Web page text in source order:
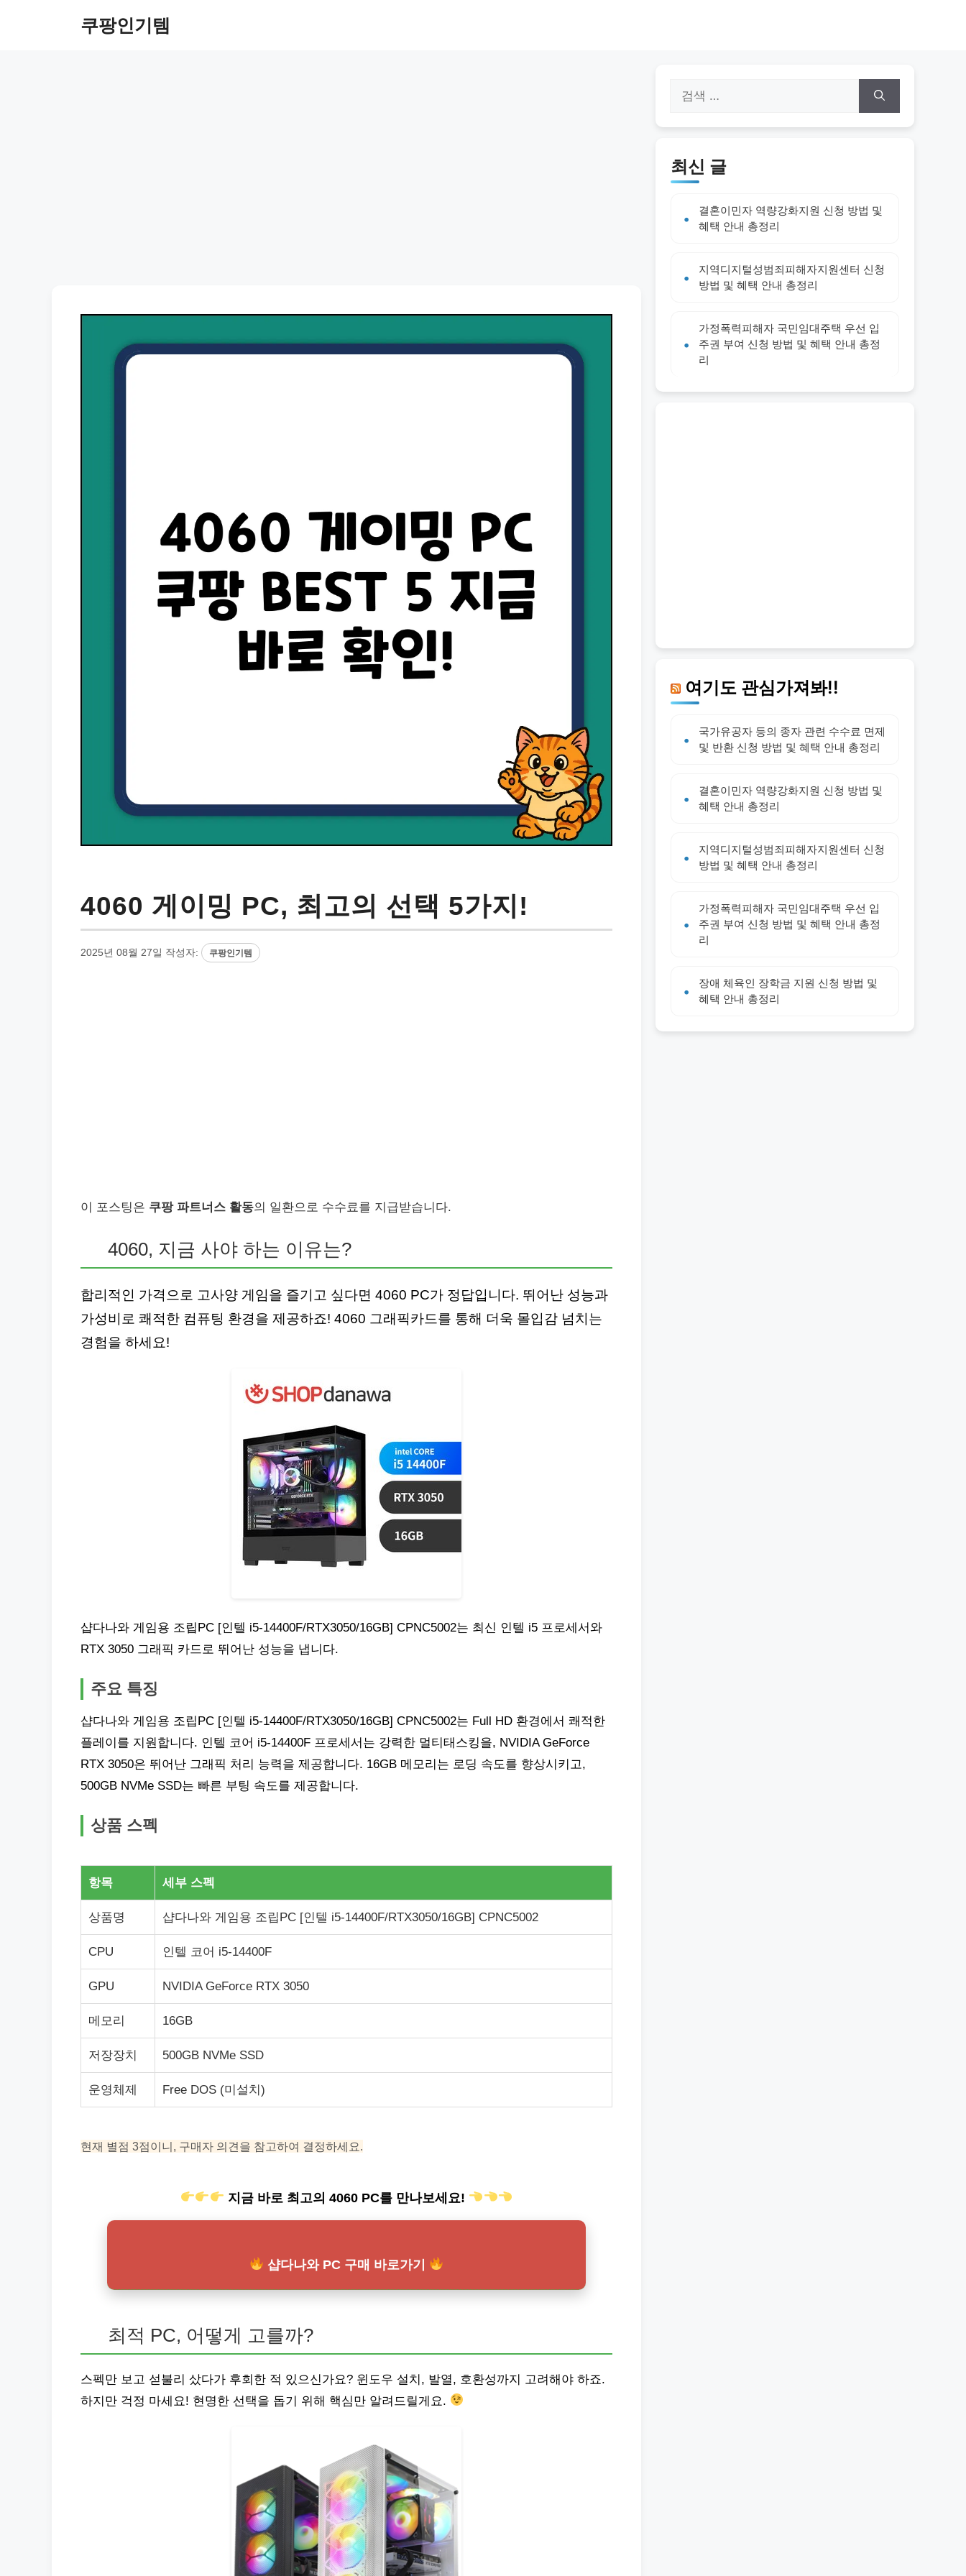
쿠팡인기템
4060 게이밍 PC, 최고의 선택 5가지!
2025년 08월 27일 작성자: 쿠팡인기템
이 포스팅은 쿠팡 파트너스 활동의 일환으로 수수료를 지급받습니다.
4060, 지금 사야 하는 이유는?
합리적인 가격으로 고사양 게임을 즐기고 싶다면 4060 PC가 정답입니다. 뛰어난 성능과
가성비로 쾌적한 컴퓨팅 환경을 제공하죠! 4060 그래픽카드를 통해 더욱 몰입감 넘치는
경험을 하세요!
샵다나와 게임용 조립PC [인텔 i5-14400F/RTX3050/16GB] CPNC5002는 최신 인텔 i5 프로세서와
RTX 3050 그래픽 카드로 뛰어난 성능을 냅니다.
주요 특징
샵다나와 게임용 조립PC [인텔 i5-14400F/RTX3050/16GB] CPNC5002는 Full HD 환경에서 쾌적한
플레이를 지원합니다. 인텔 코어 i5-14400F 프로세서는 강력한 멀티태스킹을, NVIDIA GeForce
RTX 3050은 뛰어난 그래픽 처리 능력을 제공합니다. 16GB 메모리는 로딩 속도를 향상시키고,
500GB NVMe SSD는 빠른 부팅 속도를 제공합니다.
상품 스펙
항목 세부 스펙
상품명 샵다나와 게임용 조립PC [인텔 i5-14400F/RTX3050/16GB] CPNC5002
CPU 인텔 코어 i5-14400F
GPU NVIDIA GeForce RTX 3050
메모리 16GB
저장장치 500GB NVMe SSD
운영체제 Free DOS (미설치)
현재 별점 3점이니, 구매자 의견을 참고하여 결정하세요.
지금 바로 최고의 4060 PC를 만나보세요!
샵다나와 PC 구매 바로가기
최적 PC, 어떻게 고를까?
스펙만 보고 섣불리 샀다가 후회한 적 있으신가요? 윈도우 설치, 발열, 호환성까지 고려해야 하죠.
하지만 걱정 마세요! 현명한 선택을 돕기 위해 핵심만 알려드릴게요.
색:
최신 글
결혼이민자 역량강화지원 신청 방법 및
혜택 안내 총정리
지역디지털성범죄피해자지원센터 신청
방법 및 혜택 안내 총정리
가정폭력피해자 국민임대주택 우선 입
주권 부여 신청 방법 및 혜택 안내 총정
리
여기도 관심가져봐!!
국가유공자 등의 종자 관련 수수료 면제
및 반환 신청 방법 및 혜택 안내 총정리
결혼이민자 역량강화지원 신청 방법 및
혜택 안내 총정리
지역디지털성범죄피해자지원센터 신청
방법 및 혜택 안내 총정리
가정폭력피해자 국민임대주택 우선 입
주권 부여 신청 방법 및 혜택 안내 총정
리
장애 체육인 장학금 지원 신청 방법 및
혜택 안내 총정리